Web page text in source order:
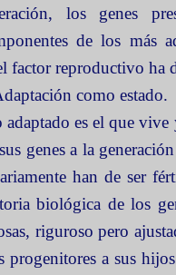
los genes
de los más
factor reproductivo ha
como estado.
es el que vive
genes a la
han de ser
biológica de los
riguroso pero
progenitores a sus